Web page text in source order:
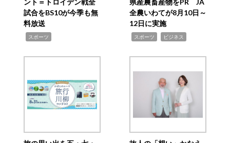
ント＝トロイデン戦全
試合をBS10が今季も無
料放送
スポーツ
県産農畜産物をPR JA
全農いわてが8月10日～
12日に実施
スポーツ ビジネス